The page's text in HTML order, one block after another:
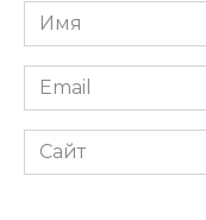
Имя
*
Email
*
Сайт